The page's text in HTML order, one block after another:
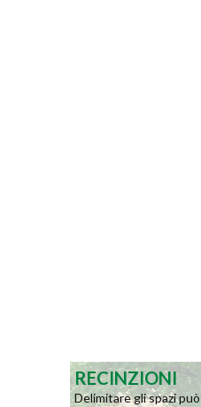
RECINZIONI
Delimitare gli spazi